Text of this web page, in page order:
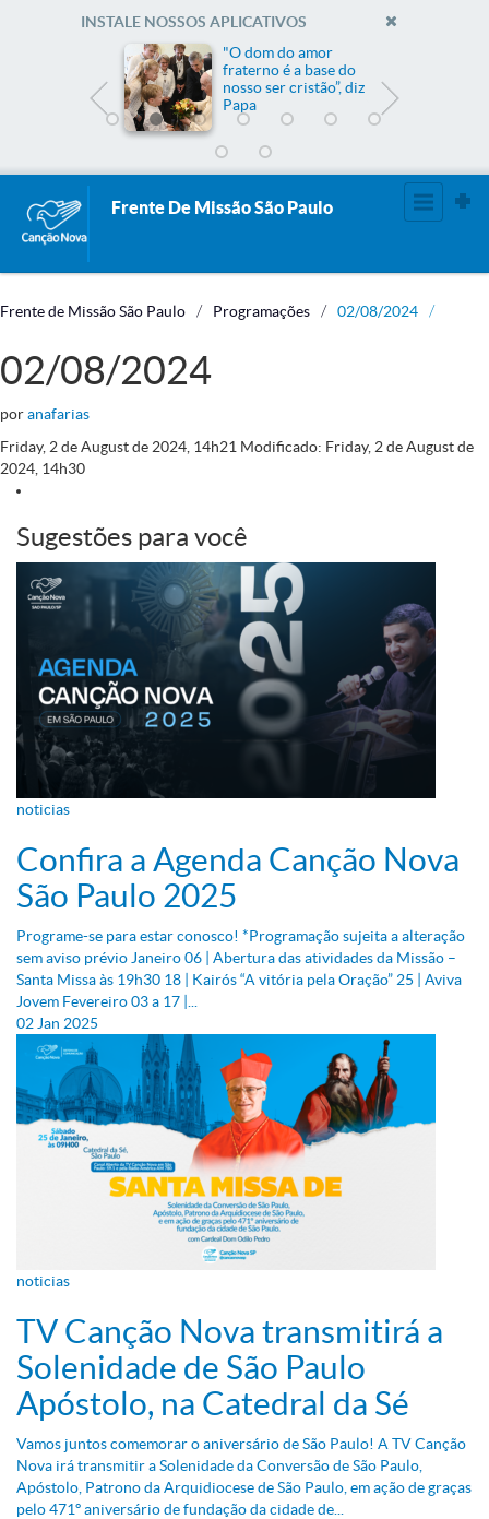
INSTALE NOSSOS APLICATIVOS
"O dom do amor
fraterno é a base do
nosso ser cristão”, diz
Papa
Frente De Missão São Paulo
Frente de Missão São Paulo Programações 02/08/2024
02/08/2024
poranafarias
Friday, 2deAugustde 2024, 14h21 Modificado: Friday, 2deAugustde
2024, 14h30
Sugestões para você
noticias
Confira a Agenda Canção Nova
São Paulo 2025
Programe-se para estar conosco! *Programação sujeita a alteração
sem aviso prévio Janeiro 06 | Abertura das atividades da Missão –
Santa Missa às 19h30 18 | Kairós “A vitória pela Oração” 25 | Aviva
Jovem Fevereiro 03 a 17 |...
02 Jan 2025
noticias
TV Canção Nova transmitirá a
Solenidade de São Paulo
Apóstolo, na Catedral da Sé
Vamos juntos comemorar o aniversário de São Paulo! A TV Canção
Nova irá transmitir a Solenidade da Conversão de São Paulo,
Apóstolo, Patrono da Arquidiocese de São Paulo, em ação de graças
pelo 471º aniversário de fundação da cidade de...